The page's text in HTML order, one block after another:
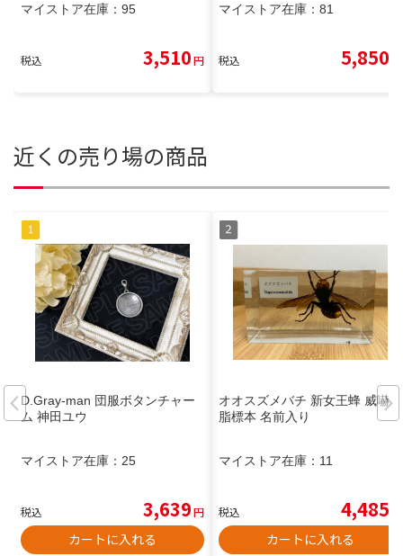
マイストア在庫： 95
税込 3,510円
マイストア在庫： 81
税込 5,850
近くの売り場の商品
D.Gray-man 団服ボタンチャー
ム 神田ユウ
マイストア在庫： 25
税込 3,639円
カートに入れる
オオスズメバチ 新女王蜂 威嚇樹
脂標本 名前入り
マイストア在庫： 11
税込 4,485
カートに入れる